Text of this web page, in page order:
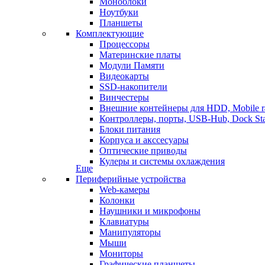
Ноутбуки
Планшеты
Комплектующие
Процессоры
Материнские платы
Модули Памяти
Видеокарты
SSD-накопители
Винчестеры
Внешние контейнеры для HDD, Mobile
Контроллеры, порты, USB-Hub, Dock
Блоки питания
Корпуса и акссесуары
Оптические приводы
Кулеры и системы охлаждения
Еще
Периферийные устройства
Web-камеры
Колонки
Наушники и микрофоны
Клавиатуры
Манипуляторы
Мыши
Мониторы